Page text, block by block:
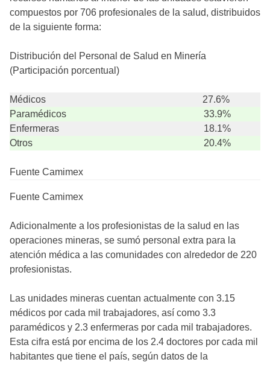
compuestos por 706 profesionales de la salud, distribuidos
de la siguiente forma:
Distribución del Personal de Salud en Minería
(Participación porcentual)
Médicos
27.6%
Paramédicos
33.9%
Enfermeras
18.1%
Otros
20.4%
Fuente Camimex
Fuente Camimex
Adicionalmente a los profesionistas de la salud en las
operaciones mineras, se sumó personal extra para la
atención médica a las comunidades con alrededor de 220
profesionistas.
Las unidades mineras cuentan actualmente con 3.15
médicos por cada mil trabajadores, así como 3.3
paramédicos y 2.3 enfermeras por cada mil trabajadores.
Esta cifra está por encima de los 2.4 doctores por cada mil
habitantes que tiene el país, según datos de la